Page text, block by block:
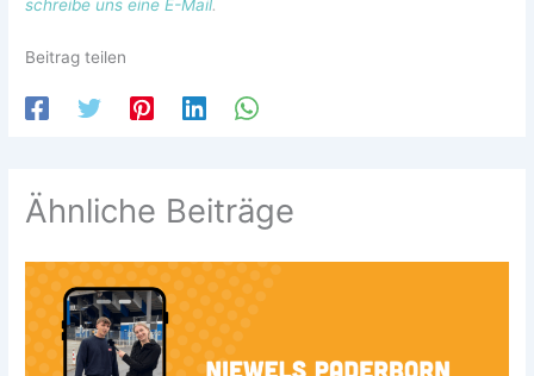
schreibe uns eine E-Mail.
Beitrag teilen
Ähnliche Beiträge